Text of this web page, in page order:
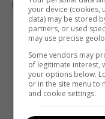
ВЛАСНИКУ
РОСІЯ
your device (cookies,
data) may be stored
partners, or used
may use precise
Some vendors may
of legitimate interest,
your options below.
or in the site menu to
and cookie settings.